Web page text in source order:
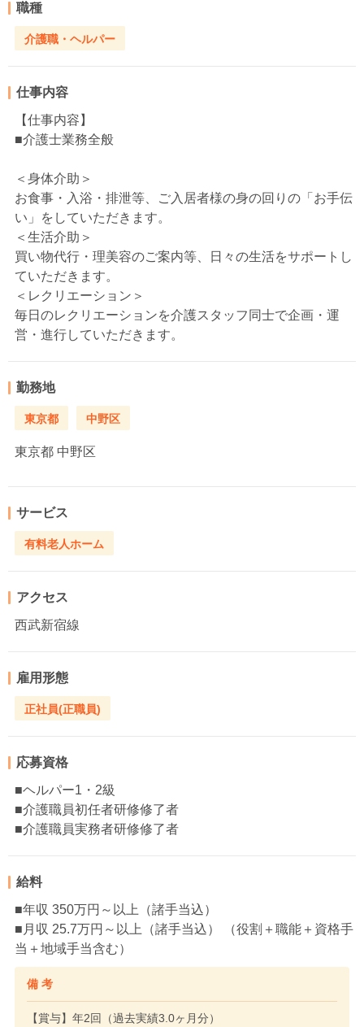
職種
介護職・ヘルパー
仕事内容
【仕事内容】
■介護士業務全般
＜身体介助＞
お食事・入浴・排泄等、ご入居者様の身の回りの「お手伝
い」をしていただきます。
＜生活介助＞
買い物代行・理美容のご案内等、日々の生活をサポートし
ていただきます。
＜レクリエーション＞
毎日のレクリエーションを介護スタッフ同士で企画・運
営・進行していただきます。
勤務地
東京都 中野区
東京都 中野区
サービス
有料老人ホーム
アクセス
西武新宿線
雇用形態
正社員(正職員)
応募資格
■ヘルパー1・2級
■介護職員初任者研修修了者
■介護職員実務者研修修了者
給料
■年収 350万円～以上（諸手当込）
■月収 25.7万円～以上（諸手当込） （役割＋職能＋資格手
当＋地域手当含む）
備 考
【賞与】年2回（過去実績3.0ヶ月分）